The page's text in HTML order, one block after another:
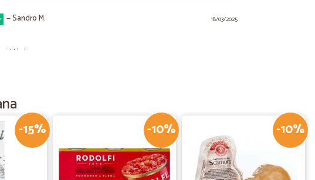
18/03/2025
—Sandro M.
di consegna
un ottimo…
un ottimo imballaggio e puntuali
20/10/2022
-15% -10% -10%